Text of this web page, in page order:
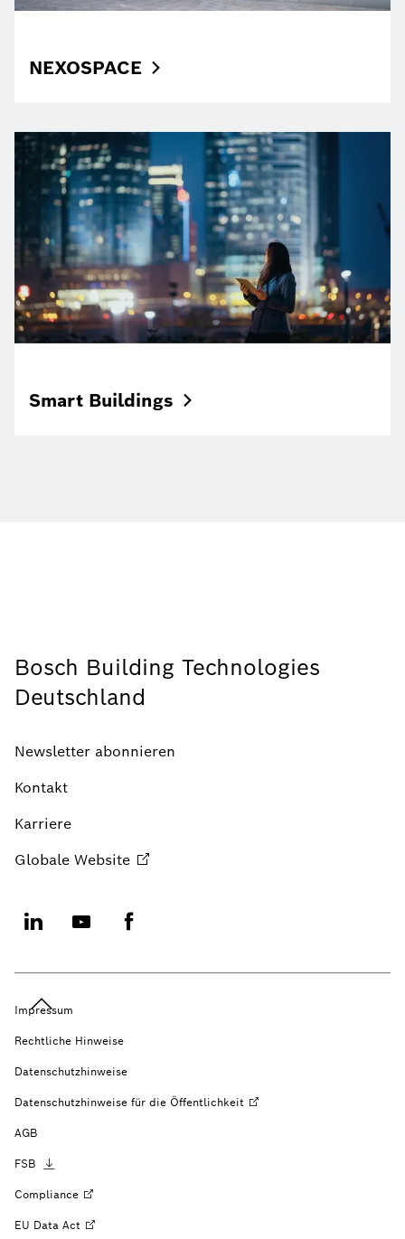
NEXOSPACE
Smart Buildings
Bosch Building Technologies
Deutschland
Newsletter abonnieren
Kontakt
Karriere
Globale Website
Impressum
Rechtliche Hinweise
Datenschutzhinweise
Datenschutzhinweise für die Öffentlichkeit
AGB
FSB
Compliance
EU Data Act